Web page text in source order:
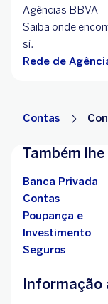
Agências BBVA
Saiba onde
si.
Rede de
Contas
Também
Banca Privada
Contas
Poupança e
Investimento
Seguros
Informação